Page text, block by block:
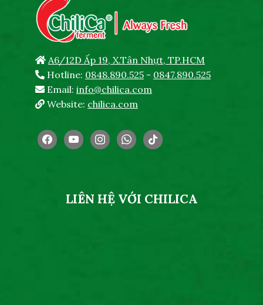
A6/12D Ấp 19, X.Tân Nhựt, TP.HCM
Hotline: 0848.890.525 - 0847.890.525
Email: info@chilica.com
Website: chilica.com
facebookyoutubeinstagramwhatsapp
tiktok
LIÊN HỆ VỚI CHILICA